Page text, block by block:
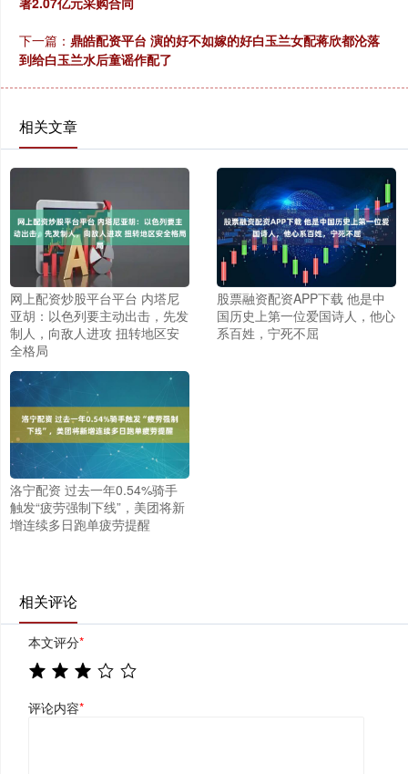
下一篇： 鼎皓配资平台 演的好不如嫁的好白玉兰女配蒋欣都沦落
到给白玉兰水后童谣作配了
相关文章
网上配资炒股平台平台 内塔尼
亚胡：以色列要主动出击，先发
制人，向敌人进攻 扭转地区安
全格局
股票融资配资APP下载 他是中
国历史上第一位爱国诗人，他心
系百姓，宁死不屈
洛宁配资 过去一年0.54%骑手
触发“疲劳强制下线”，美团将新
增连续多日跑单疲劳提醒
相关评论
本文评分*
评论内容*